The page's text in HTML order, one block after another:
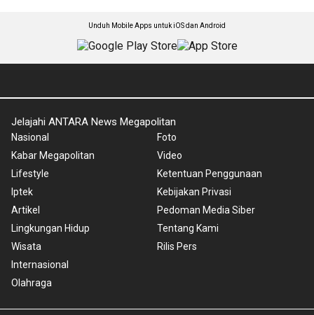
Unduh Mobile Apps untuk iOS dan Android
Jelajahi ANTARA News Megapolitan
Nasional
Kabar Megapolitan
Lifestyle
Iptek
Artikel
Lingkungan Hidup
Wisata
Internasional
Olahraga
Foto
Video
Ketentuan Penggunaan
Kebijakan Privasi
Pedoman Media Siber
Tentang Kami
Rilis Pers